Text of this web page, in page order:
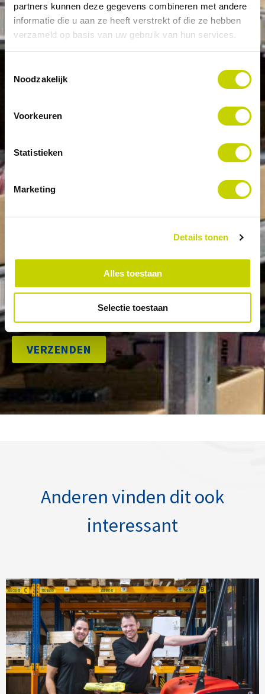
partners kunnen deze gegevens combineren met andere
informatie die u aan ze heeft verstrekt of die ze hebben
verzameld op basis van uw gebruik van hun services.
Noodzakelijk
Voorkeuren
Statistieken
Marketing
Details tonen
Alles toestaan
Selectie toestaan
Anderen vinden dit ook
interessant